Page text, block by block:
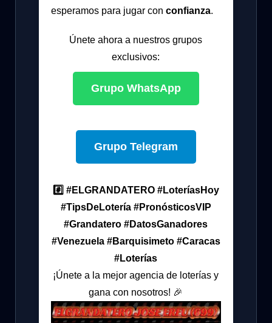
esperamos para jugar con confianza.
Únete ahora a nuestros grupos
exclusivos:
Grupo WhatsApp
Grupo Telegram
#️⃣ #ELGRANDATERO #LoteríasHoy
#TipsDeLotería #PronósticosVIP
#Grandatero #DatosGanadores
#Venezuela #Barquisimeto #Caracas
#Loterías
¡Únete a la mejor agencia de loterías y
gana con nosotros! 🎉